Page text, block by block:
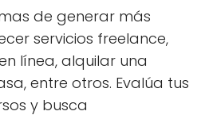
de generar más
servicios freelance,
línea, alquilar una
entre otros. Evalúa tus
y busca